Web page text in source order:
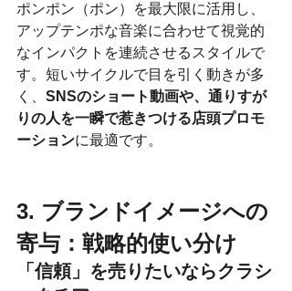
ポンポン（ポン）を最大限に活用し、
アップテンポな音楽に合わせて視覚的
なインパクトを連続させるスタイルで
す。短いサイクルで目を引く動きが多
く、 SNSのショート動画や、通りすが
りの人を一瞬で惹きつける店頭プロモ
ーションに最適です。
3. ブランドイメージへの
寄与：戦略的使い分け
「信頼」を売りたいならクラシ